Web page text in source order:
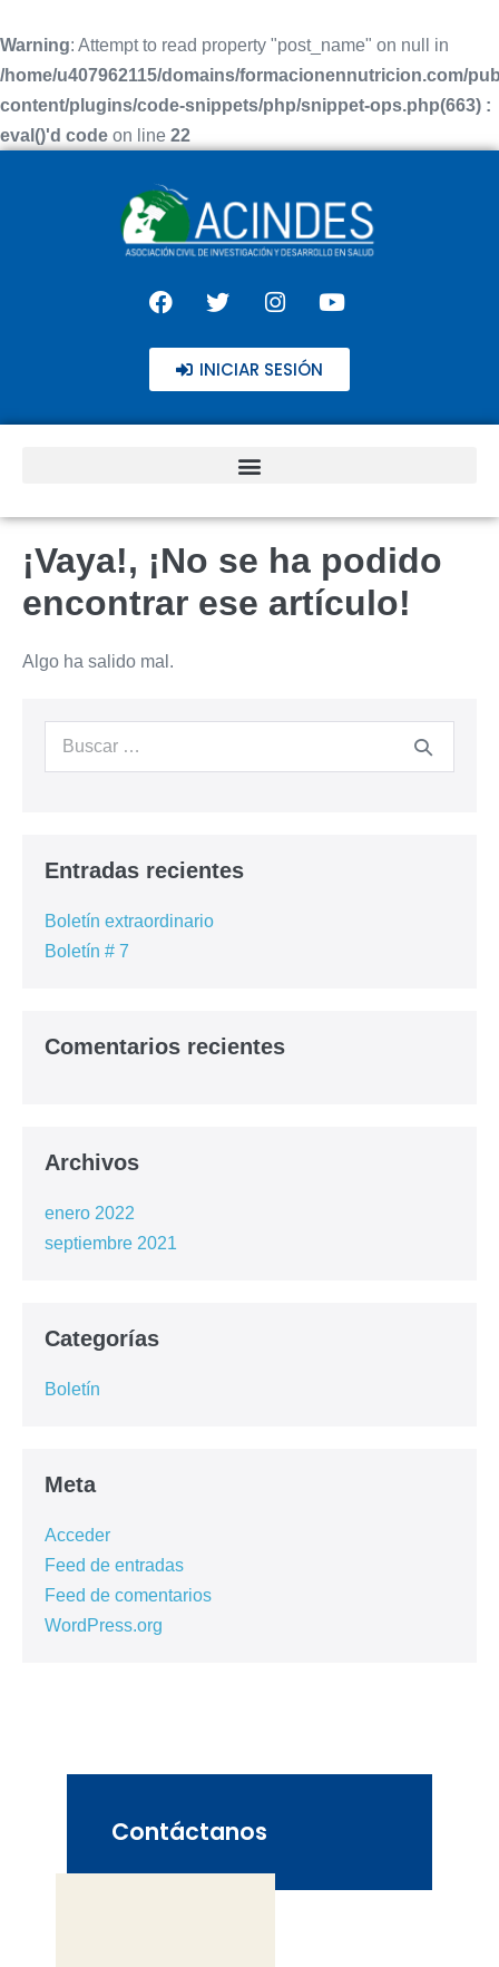
Warning: Attempt to read property "post_name" on null in
/home/u407962115/domains/formacionennutricion.com/
content/plugins/code-snippets/php/snippet-ops.php(663) :
eval()'d code on line 22
INICIAR SESIÓN
¡Vaya!, ¡No se ha podido
encontrar ese artículo!
Algo ha salido mal.
Entradas recientes
Boletín extraordinario
Boletín # 7
Comentarios recientes
Archivos
enero 2022
septiembre 2021
Categorías
Boletín
Meta
Acceder
Feed de entradas
Feed de comentarios
WordPress.org
Contáctanos